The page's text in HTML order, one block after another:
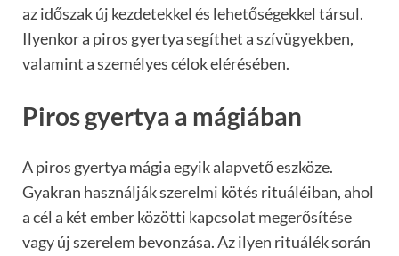
az időszak új kezdetekkel és lehetőségekkel társul.
Ilyenkor a piros gyertya segíthet a szívügyekben,
valamint a személyes célok elérésében.
Piros gyertya a mágiában
A piros gyertya mágia egyik alapvető eszköze.
Gyakran használják szerelmi kötés rituáléiban, ahol
a cél a két ember közötti kapcsolat megerősítése
vagy új szerelem bevonzása. Az ilyen rituálék során